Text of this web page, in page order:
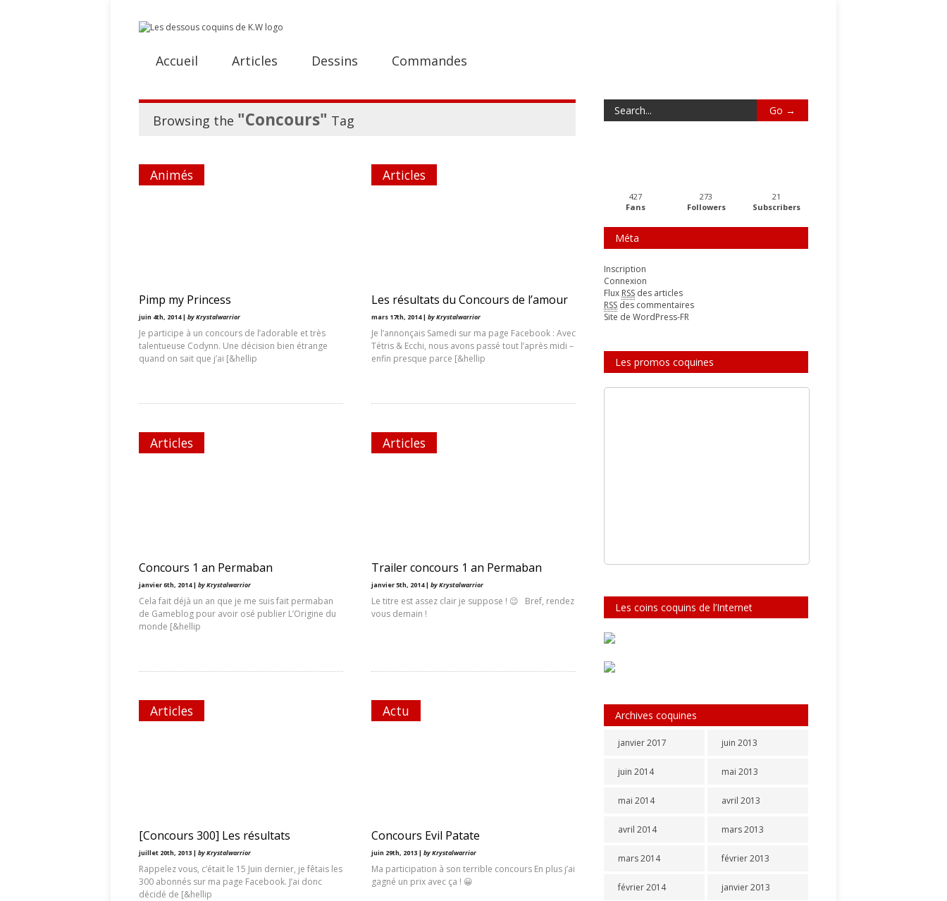
Accueil Articles Dessins Commandes
Browsing the "Concours" Tag
Animés
Pimp my Princess
juin 4th, 2014 | by Krystalwarrior
Je participe à un concours de l’adorable et très
talentueuse Codynn. Une décision bien étrange
quand on sait que j’ai [&hellip
Articles
Les résultats du Concours de l’amour
mars 17th, 2014 | by Krystalwarrior
Je l’annonçais Samedi sur ma page Facebook : Avec
Tétris & Ecchi, nous avons passé tout l’après midi –
enfin presque parce [&hellip
Articles
Concours 1 an Permaban
janvier 6th, 2014 | by Krystalwarrior
Cela fait déjà un an que je me suis fait permaban
de Gameblog pour avoir osé publier L’Origine du
monde [&hellip
Articles
Trailer concours 1 an Permaban
janvier 5th, 2014 | by Krystalwarrior
Le titre est assez clair je suppose ! 😉 Bref, rendez
vous demain !
Articles
[Concours 300] Les résultats
juillet 20th, 2013 | by Krystalwarrior
Rappelez vous, c’était le 15 Juin dernier, je fêtais les
300 abonnés sur ma page Facebook. J’ai donc
décidé de [&hellip
Actu
Concours Evil Patate
juin 29th, 2013 | by Krystalwarrior
Ma participation à son terrible concours En plus j’ai
gagné un prix avec ça ! 😀
427
Fans
273
Followers
21
Subscribers
Méta
Inscription
Connexion
Flux RSS des articles
RSS des commentaires
Site de WordPress-FR
Les promos coquines
Les coins coquins de l’Internet
Archives coquines
janvier 2017
juin 2014
mai 2014
avril 2014
mars 2014
février 2014
juin 2013
mai 2013
avril 2013
mars 2013
février 2013
janvier 2013